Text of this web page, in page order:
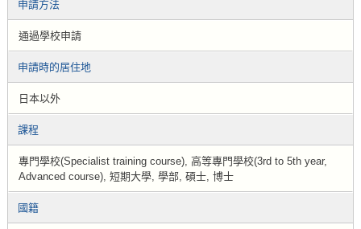
申請方法
通過學校申請
申請時的居住地
日本以外
課程
專門學校(Specialist training course), 高等專門學校(3rd to 5th year,
Advanced course), 短期大學, 學部, 碩士, 博士
國籍